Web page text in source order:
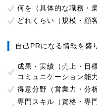
何を（具体的な職務・
どれくらい（規模・顧
自己PRになる情報を盛
成果・実績（売上・目
コミュニケーション能
得意分野（営業力・分
専門スキル（資格・専